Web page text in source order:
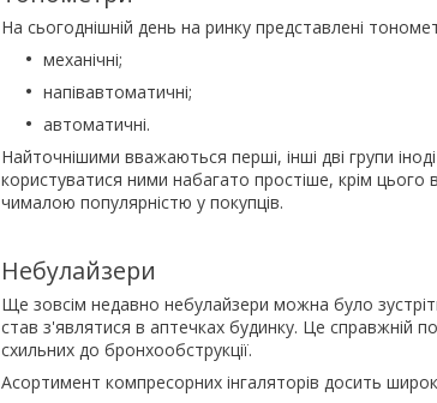
На сьогоднішній день на ринку представлені
механічні;
напівавтоматичні;
автоматичні.
Найточнішими вважаються перші, інші дві групи
користуватися ними набагато простіше, крім
чималою популярністю у покупців.
Небулайзери
Ще зовсім недавно небулайзери можна було
став з'являтися в аптечках будинку. Це справжній
схильних до бронхообструкції.
Асортимент компресорних інгаляторів досить